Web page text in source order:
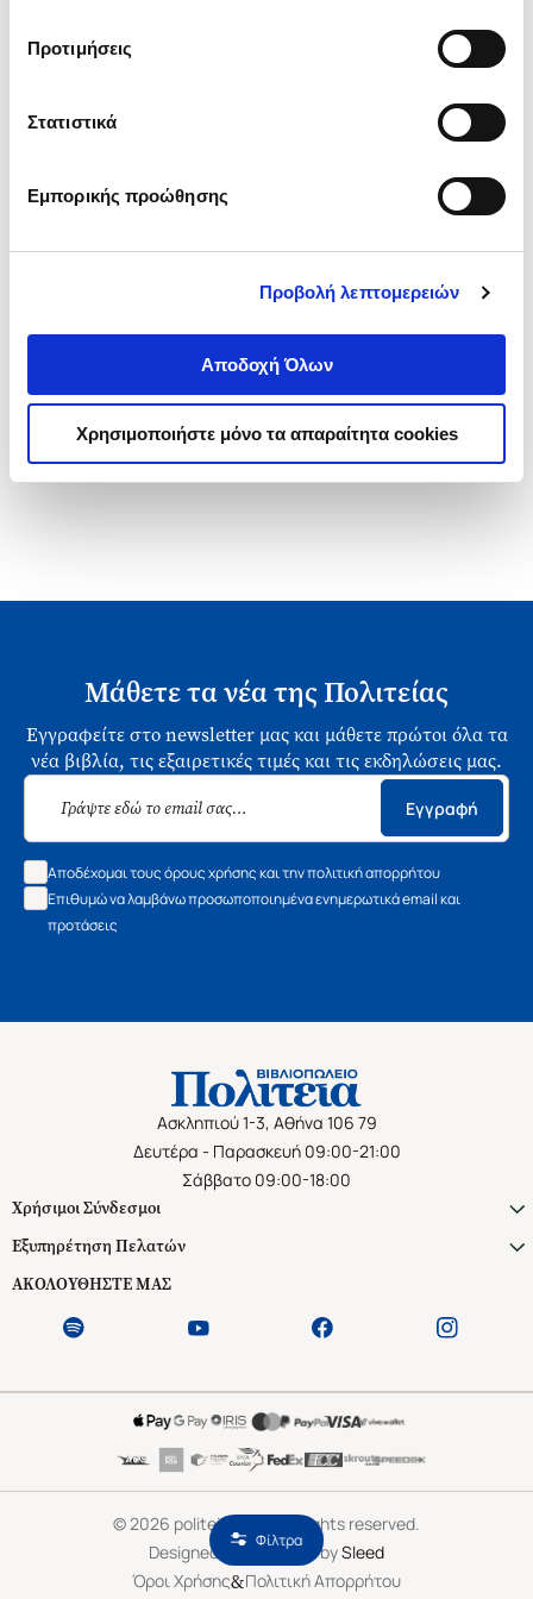
Προτιμήσεις
Στατιστικά
Εμπορικής προώθησης
Προβολή λεπτομερειών
Αποδοχή Όλων
Χρησιμοποιήστε μόνο τα απαραίτητα cookies
Φίλτρα
ΠΗΛΙΟΥ ΧΡΥΣΑ
Τιμή Έκδοσης
18
Τιμή Πολιτείας
1-1 από 1 προϊόντα
Μάθετε τα νέα της Πολιτείας
Εγγραφείτε στο newsletter μας και μάθετε πρώτοι όλα τα
νέα βιβλία, τις εξαιρετικές τιμές και τις εκδηλώσεις μας.
Εγγραφή
Αποδέχομαι τους όρους χρήσης και την πολιτική απορρήτου
Επιθυμώ να λαμβάνω προσωποποιημένα ενημερωτικά email και
προτάσεις
Ασκληπιού 1-3, Αθήνα 106 79
Δευτέρα - Παρασκευή 09:00-21:00
Σάββατο 09:00-18:00
Χρήσιμοι Σύνδεσμοι
Εξυπηρέτηση Πελατών
ΑΚΟΛΟΥΘΗΣΤΕ ΜΑΣ
©2026 politeianet.gr All rights reserved.
Designed & Developed bySleed
Όροι Χρήσης&Πολιτική Απορρήτου